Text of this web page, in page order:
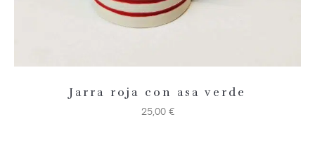
Jarra roja con asa verde
25,00 €